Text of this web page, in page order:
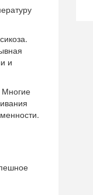
и
Многие